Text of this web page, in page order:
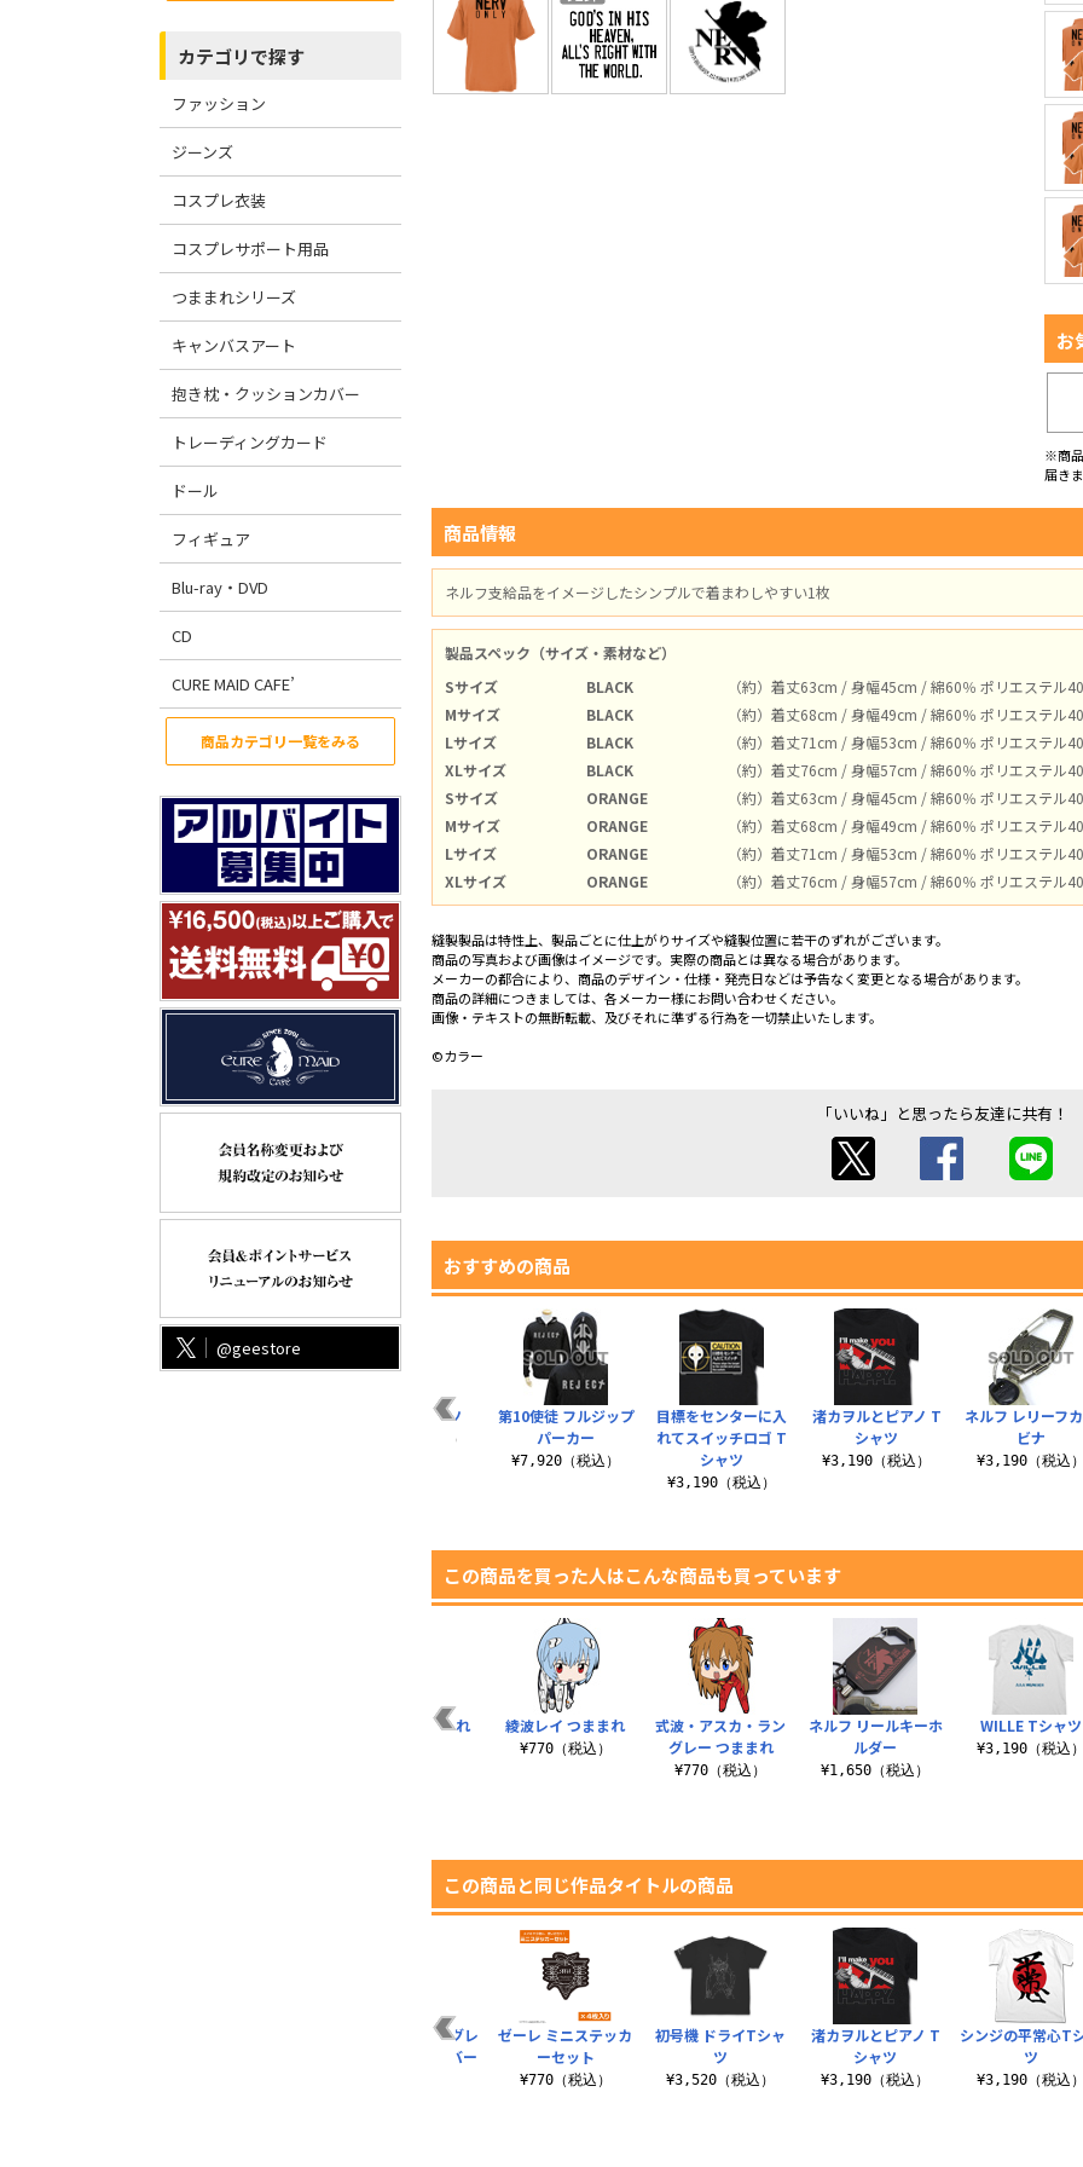
カテゴリで探す
ファッション
ジーンズ
コスプレ衣装
コスプレサポート用品
つままれシリーズ
キャンバスアート
抱き枕・クッションカバー
トレーディングカード
ドール
フィギュア
Blu-ray・DVD
CD
CURE MAID CAFE’
商品カテゴリ一覧をみる
@geestore
お
※商
届きま
商品情報
ネルフ支給品をイメージしたシンプルで着まわしやすい1枚
製品スペック（サイズ・素材など）
Sサイズ
BLACK
（約）着丈63cm / 身幅45cm / 綿60％ ポリエステル
Mサイズ
BLACK
（約）着丈68cm / 身幅49cm / 綿60％ ポリエステル
Lサイズ
BLACK
（約）着丈71cm / 身幅53cm / 綿60％ ポリエステル
XLサイズ
BLACK
（約）着丈76cm / 身幅57cm / 綿60％ ポリエステル
Sサイズ
ORANGE
（約）着丈63cm / 身幅45cm / 綿60％ ポリエステル
Mサイズ
ORANGE
（約）着丈68cm / 身幅49cm / 綿60％ ポリエステル
Lサイズ
ORANGE
（約）着丈71cm / 身幅53cm / 綿60％ ポリエステル
XLサイズ
ORANGE （約）着丈76cm / 身幅57cm / 綿60％ ポリエステル
縫製製品は特性上、製品ごとに仕上がりサイズや縫製位置に若干のずれがございます。
商品の写真および画像はイメージです。実際の商品とは異なる場合があります。
メーカーの都合により、商品のデザイン・仕様・発売日などは予告なく変更となる場合があります。
商品の詳細につきましては、各メーカー様にお問い合わせください。
画像・テキストの無断転載、及びそれに準ずる行為を一切禁止いたします。
©カラー
「いいね」と思ったら友達に共有！
おすすめの商品
渚カヲルとピアノ T
シャツ
¥3,190（税込）
ネルフ レリーフ
ビナ
¥3,190（税込）
リリン Tシャツ
¥3,190（税込）
第10使徒 フルジップ
パーカー
¥7,920（税込）
目標をセンターに入
れてスイッチロゴ T
シャツ
¥3,190（税込）
この商品を買った人はこんな商品も買っています
ネルフ リールキーホ
ルダー
¥1,650（税込）
WILLE Tシャツ
¥3,190（税込）
碇シンジ つままれ 綾波レイ つままれ
¥770（税込）
式波・アスカ・ラン
グレー つままれ
¥770（税込）
この商品と同じ作品タイトルの商品
渚カヲルとピアノ T
シャツ
¥3,190（税込）
シンジの平常心T
ツ
¥3,190（税込）
式波 アスカ ラングレ
ー クッションカバー
ゼーレ ミニステッカ
ーセット
¥770（税込）
初号機 ドライTシャ
ツ
¥3,520（税込）